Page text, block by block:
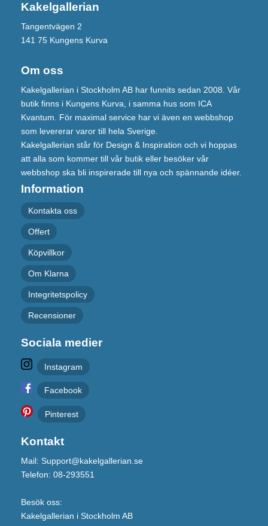
Kakelgallerian
Tangentvägen 2
141 75 Kungens Kurva
Om oss
Kakelgallerian i Stockholm AB har funnits sedan 2008. Vår
butik finns i Kungens Kurva, i samma hus som ICA
Kvantum. För maximal service har vi även en webbshop
som levererar varor till hela Sverige.
Kakelgallerian står för Design & Inspiration och vi hoppas
att alla som kommer till vår butik eller besöker vår
webbshop ska bli inspirerade till nya och spännande idéer.
Information
Kontakta oss
Offert
Köpvillkor
Om Klarna
Integritetspolicy
Recensioner
Sociala medier
Instagram
Facebook
Pinterest
Kontakt
Mail: Support@kakelgallerian.se
Telefon: 08-293551
Besök oss:
Kakelgallerian i Stockholm AB